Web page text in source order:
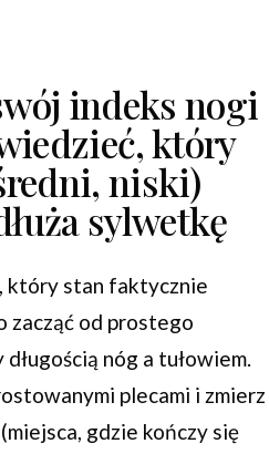
indeks nogi
który
niski)
sylwetkę
który stan faktycznie
zacząć od prostego
nóg a tułowiem.
plecami i zmierz
gdzie kończy się